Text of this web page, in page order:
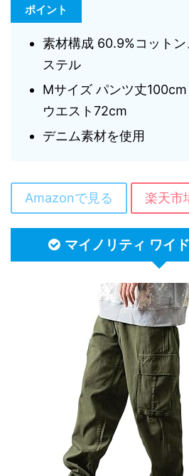
ポイント
素材構成 60.9%コット
ステル
Mサイズ パンツ丈
ウエスト72cm
デニム素材を使用
Amazonで見る 楽天市
マイノリティ ワイ